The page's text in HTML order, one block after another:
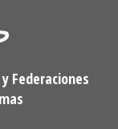
Federaciones